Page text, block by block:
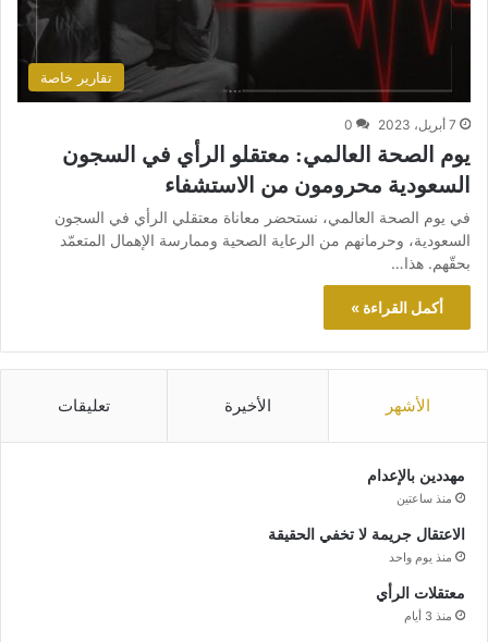
تقارير خاصة
7 أبريل، 2023 0
يوم الصحة العالمي: معتقلو الرأي في السجون
السعودية محرومون من الاستشفاء
في يوم الصحة العالمي، نستحضر معاناة معتقلي الرأي في السجون
السعودية، وحرمانهم من الرعاية الصحية وممارسة الإهمال المتعمّد
بحقّهم. هذا…
أكمل القراءة »
الأشهر الأخيرة تعليقات
مهددين بالإعدام
منذ ساعتين
الاعتقال جريمة لا تخفي الحقيقة
منذ يوم واحد
معتقلات الرأي
منذ 3 أيام